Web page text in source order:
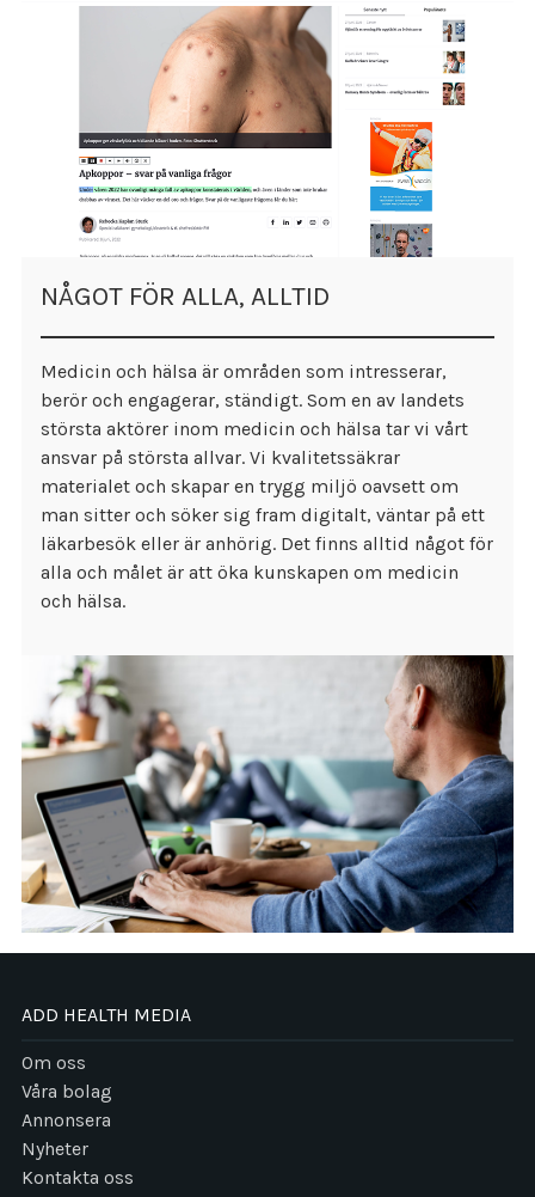
NÅGOT FÖR ALLA, ALLTID
Medicin och hälsa är områden som intresserar,
berör och engagerar, ständigt. Som en av landets
största aktörer inom medicin och hälsa tar vi vårt
ansvar på största allvar. Vi kvalitetssäkrar
materialet och skapar en trygg miljö oavsett om
man sitter och söker sig fram digitalt, väntar på ett
läkarbesök eller är anhörig. Det finns alltid något för
alla och målet är att öka kunskapen om medicin
och hälsa.
ADD HEALTH MEDIA
Om oss
Våra bolag
Annonsera
Nyheter
Kontakta oss